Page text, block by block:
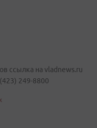
ссылка на vladnews.ru
249-8800